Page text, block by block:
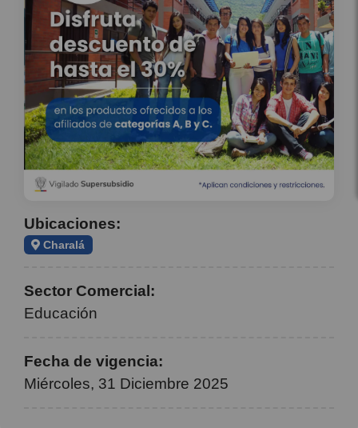
Ubicaciones:
Charalá
Sector Comercial:
Educación
Fecha de vigencia:
Miércoles, 31 Diciembre 2025